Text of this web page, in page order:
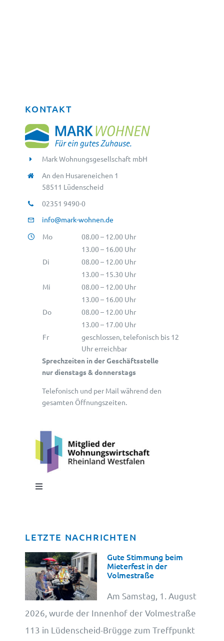
KONTAKT
Mark Wohnungsgesellschaft mbH
An den Husareneichen 1
58511 Lüdenscheid
02351 9490-0
info@mark-wohnen.de
Mo
08.00 – 12.00 Uhr
13.00 – 16.00 Uhr
Di
08.00 – 12.00 Uhr
13.00 – 15.30 Uhr
Mi
08.00 – 12.00 Uhr
13.00 – 16.00 Uhr
Do
08.00 – 12.00 Uhr
13.00 – 17.00 Uhr
Fr
geschlossen, telefonisch bis 12
Uhr erreichbar
Sprechzeiten in der Geschäftsstelle
nur dienstags & donnerstags
Telefonisch und per Mail während den
gesamten Öffnungszeiten.
Toggle
Cookie-Information
LETZTE NACHRICHTEN
Gute Stimmung beim
Mieterfest in der
Volmestraße
Am Samstag, 1. August
2026, wurde der Innenhof der Volmestraße
113 in Lüdenscheid-Brügge zum Treffpunkt